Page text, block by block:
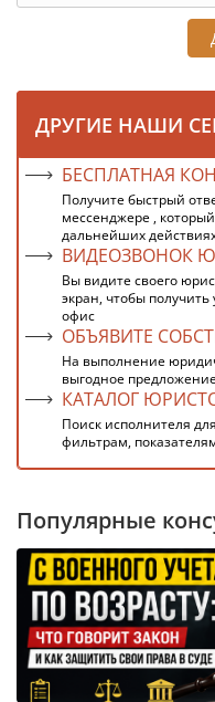
ДРУГИЕ НАШИ
БЕСПЛАТНАЯ
Получите быстрый
мессенджере ,
дальнейших
ВИДЕОЗВОНОК
Вы видите своего
экран, чтобы
офис
ОБЪЯВИТЕ
На выполнение
выгодное
КАТАЛОГ
Поиск исполнителя
фильтрам,
Популярные